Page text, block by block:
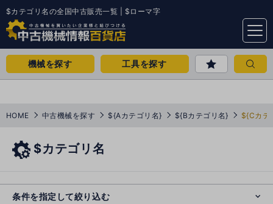
$カテゴリ名の全国中古販売一覧 | $ローマ字
menu
機械を探す 工具を探す
HOME 中古機械を探す ${Aカテゴリ名} ${Bカテゴリ名} ${Cカテ
$カテゴリ名
条件を指定して絞り込む s
e